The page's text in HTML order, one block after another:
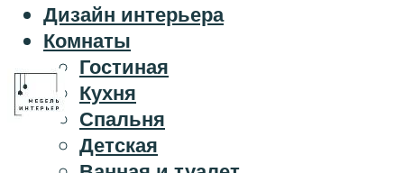
Дизайн интерьера
Комнаты
Гостиная
Кухня
Спальня
Детская